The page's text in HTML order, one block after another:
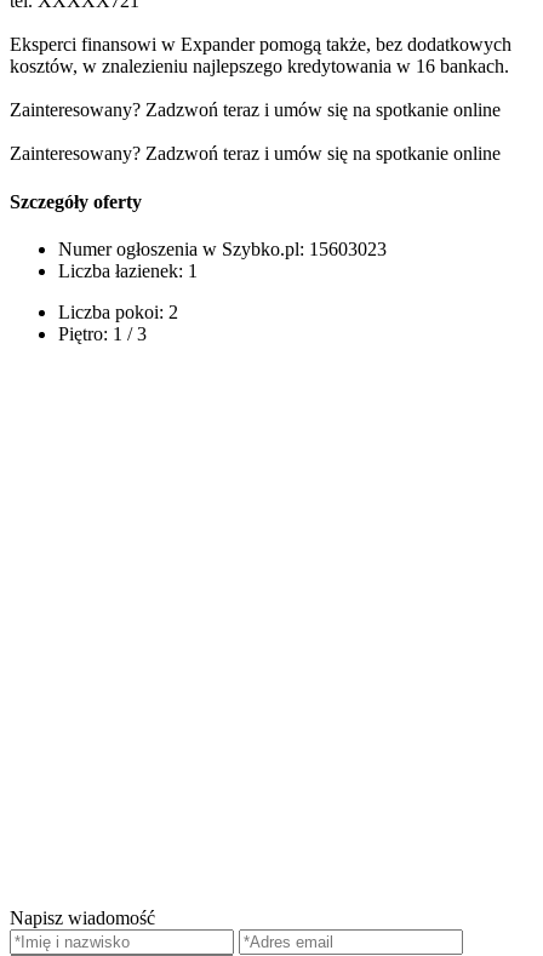
Eksperci finansowi w Expander pomogą także, bez dodatkowych
kosztów, w znalezieniu najlepszego kredytowania w 16 bankach.
Zainteresowany? Zadzwoń teraz i umów się na spotkanie online
Zainteresowany? Zadzwoń teraz i umów się na spotkanie online
Szczegóły oferty
Numer ogłoszenia w Szybko.pl: 15603023
Liczba łazienek: 1
Liczba pokoi: 2
Piętro: 1 / 3
Napisz wiadomość